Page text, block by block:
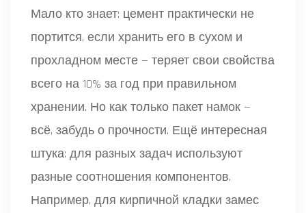
Мало кто знает: цемент практически не
портится, если хранить его в сухом и
прохладном месте — теряет свои свойства
всего на 10% за год при правильном
хранении. Но как только пакет намок —
всё, забудь о прочности. Ещё интересная
штука: для разных задач используют
разные соотношения компонентов.
Например, для кирпичной кладки замес